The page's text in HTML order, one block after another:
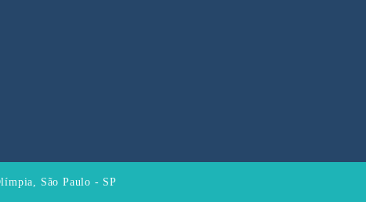
São Paulo - SP